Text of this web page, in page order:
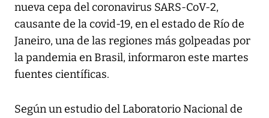
nueva cepa del coronavirus SARS-CoV-2,
causante de la covid-19, en el estado de Río de
Janeiro, una de las regiones más golpeadas por
la pandemia en Brasil, informaron este martes
fuentes científicas.
Según un estudio del Laboratorio Nacional de